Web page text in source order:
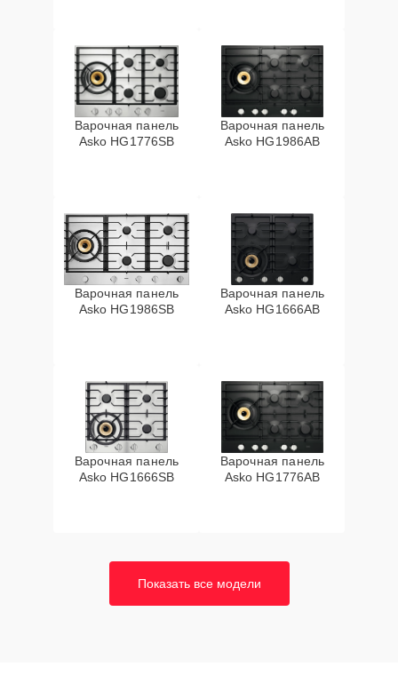
Варочная панель
Asko HG1776SB
Варочная панель
Asko HG1986AB
Варочная панель
Asko HG1986SB
Варочная панель
Asko HG1666AB
Варочная панель
Asko HG1666SB
Варочная панель
Asko HG1776AB
Показать все модели